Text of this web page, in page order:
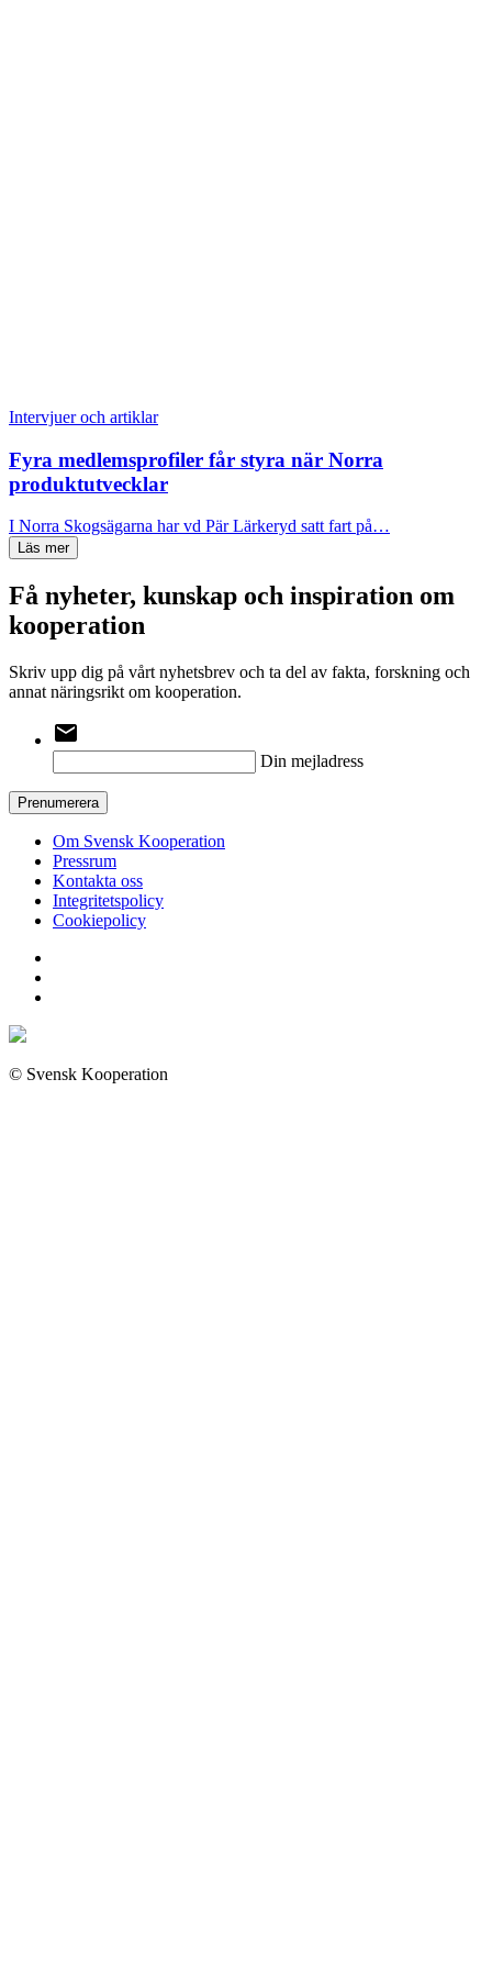
Intervjuer och artiklar
Fyra medlemsprofiler får styra när Norra
produktutvecklar
I Norra Skogsägarna har vd Pär Lärkeryd satt fart på…
Läs mer
Få nyheter, kunskap och inspiration om
kooperation
Skriv upp dig på vårt nyhetsbrev och ta del av fakta, forskning och
annat näringsrikt om kooperation.
email
Din mejladress
Prenumerera
Om Svensk Kooperation
Pressrum
Kontakta oss
Integritetspolicy
Cookiepolicy
© Svensk Kooperation